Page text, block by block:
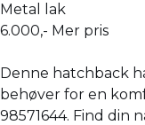
Metal lak
6.000,- Mer pris
Denne hatchback
behøver for en
98571644. Find din